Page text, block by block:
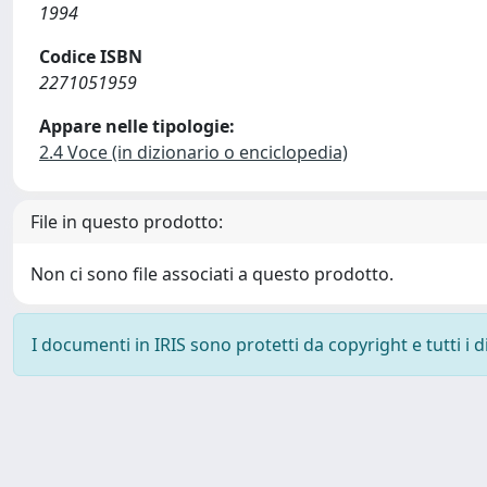
1994
Codice ISBN
2271051959
Appare nelle tipologie:
2.4 Voce (in dizionario o enciclopedia)
File in questo prodotto:
Non ci sono file associati a questo prodotto.
I documenti in IRIS sono protetti da copyright e tutti i